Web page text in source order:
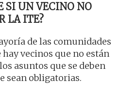
SI UN VECINO NO
LA ITE?
de las comunidades
vecinos que no están
asuntos que se deben
sean obligatorias.